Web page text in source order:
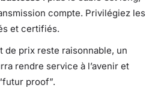
compte. Privilégiez les
et certifiés.
de prix reste raisonnable, un
rendre service à l’avenir et
proof”.